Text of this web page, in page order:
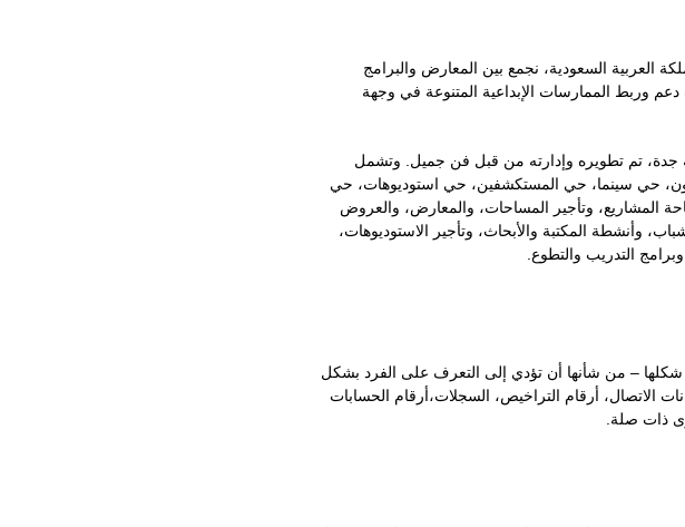
العربية السعودية، نجمع بين المعارض والبرامج
دعم وربط الممارسات الإبداعية المتنوعة في وجهة
تم تطويره وإدارته من قبل فن جميل. وتشمل
حي سينما، حي المستكشفين، حي استوديوهات، حي
المشاريع، وتأجير المساحات، والمعارض، والعروض
وأنشطة المكتبة والأبحاث، وتأجير الاستوديوهات،
التدريب والتطوع.
شكلها – من شأنها أن تؤدي إلى التعرف على الفرد بشكل
الاتصال، أرقام التراخيص، السجلات،أرقام الحسابات
ذات صلة.